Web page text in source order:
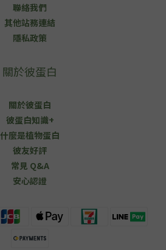
聯絡我們
其他站務連結
隱私政策
關於彼蛋白
關於彼蛋白
彼蛋白知識+
什麼是植物蛋白
彼友好評
常見 Q&A
安心認證